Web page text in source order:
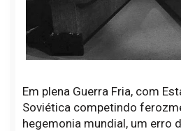
Em plena Guerra Fria, com
Soviética competindo
hegemonia mundial, um erro